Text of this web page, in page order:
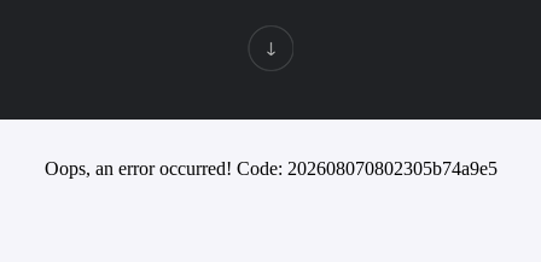
Oops, an error occurred! Code: 202608070802305b74a9e5